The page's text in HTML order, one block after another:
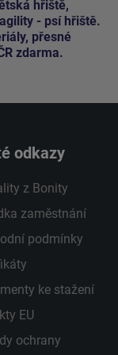
hřiště,
- psí hřiště.
přesné
zdarma.
odkazy
z Bonity
zaměstnání
podmínky
ke stažení
EU
ochrany